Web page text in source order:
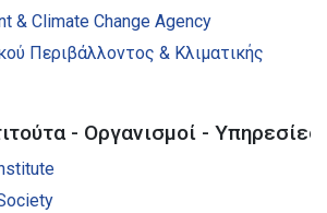
& Climate Change Agency
Περιβάλλοντος & Κλιματικής
- Οργανισμοί - Υπηρεσίες